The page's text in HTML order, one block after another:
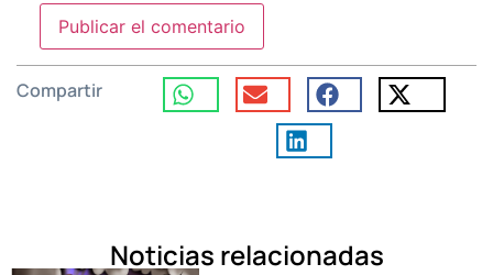
Compartir
Noticias relacionadas